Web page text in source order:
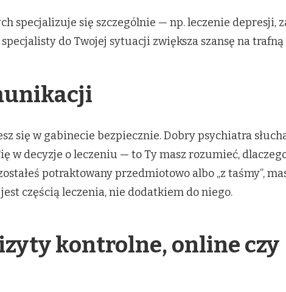
specjalizuje się szczególnie — np. leczenie depresji,
do Twojej sytuacji zwiększa szansę na
się w gabinecie bezpiecznie. Dobry psychiatra
w decyzje o leczeniu — to Ty masz rozumieć,
potraktowany przedmiotowo albo „z taśmy”,
częścią leczenia, nie dodatkiem do niego.
kontrolne, online czy